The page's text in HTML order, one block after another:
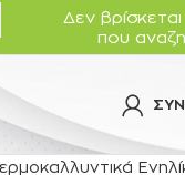
Δεν
που